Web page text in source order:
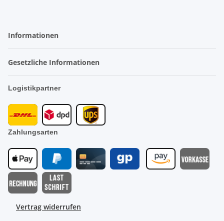
Informationen
Gesetzliche Informationen
Logistikpartner
Zahlungsarten
Vertrag widerrufen